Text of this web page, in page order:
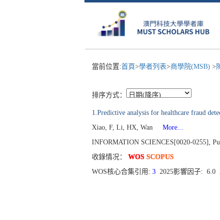
當前位置:首頁>學者列表>商學院(MSB) >
排序方式：
1.Predictive analysis for healthcare fraud
Xiao, F, Li, HX, Wan
More...
INFORMATION SCIENCES[0020-0255],
收錄情况： WOS SCOPUS
WOS核心合集引用: 3 2025影響因子: 6.0